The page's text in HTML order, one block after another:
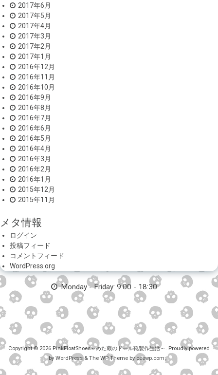
2017年6月
2017年5月
2017年4月
2017年3月
2017年2月
2017年1月
2016年12月
2016年11月
2016年10月
2016年9月
2016年8月
2016年7月
2016年6月
2016年5月
2016年4月
2016年3月
2016年2月
2016年1月
2015年12月
2015年11月
メタ情報
ログイン
投稿フィード
コメントフィード
WordPress.org
Monday - Friday: 9:00 - 18:30
Copyright © 2026 PinkFloatShoes～めた蔵のドール靴製作生活～ . Proudly powered
by WordPress& The WPTheme by ceewp.com。